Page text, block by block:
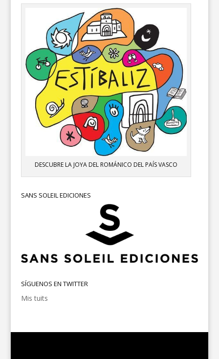
DESCUBRE LA JOYA DEL ROMÁNICO DEL PAÍS VASCO
SANS SOLEIL EDICIONES
SÍGUENOS EN TWITTER
Mis tuits